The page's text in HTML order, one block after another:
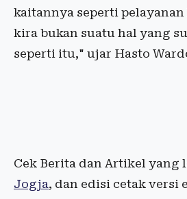
kaitannya seperti pelayanan
kira bukan suatu hal yang
seperti itu," ujar Hasto
Cek Berita dan Artikel yang
Jogja, dan edisi cetak versi